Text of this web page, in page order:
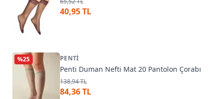
40,95 TL
%25 PENTI
Penti Duman Nefti Mat 20 Pantolon Çorabı
138,94 TL
84,36 TL